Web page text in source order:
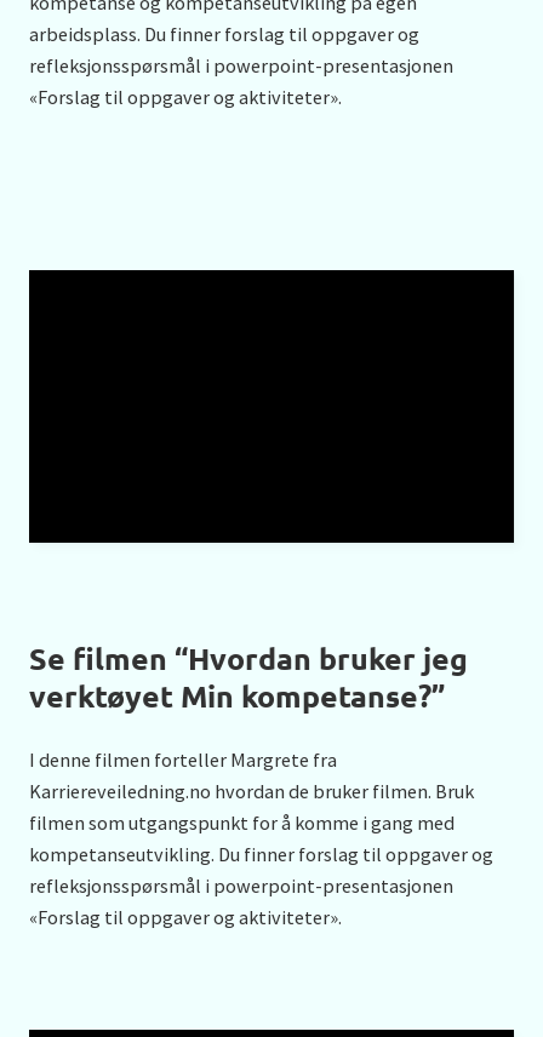
arbeidsplass. Du finner forslag til oppgaver og
refleksjonsspørsmål i powerpoint-presentasjonen
«Forslag til oppgaver og aktiviteter».
Se filmen “Hvordan bruker jeg
verktøyet Min kompetanse?”
I denne filmen forteller Margrete fra
Karriereveiledning.no hvordan de bruker filmen. Bruk
filmen som utgangspunkt for å komme i gang med
kompetanseutvikling. Du finner forslag til oppgaver og
refleksjonsspørsmål i powerpoint-presentasjonen
«Forslag til oppgaver og aktiviteter».